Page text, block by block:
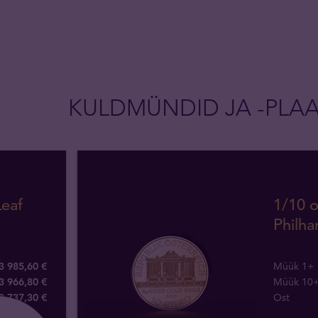
KULDMÜNDID JA -
985,60 €
966,80 €
737,30 €
1/10
Müük 1+
Müük 10+
Ost